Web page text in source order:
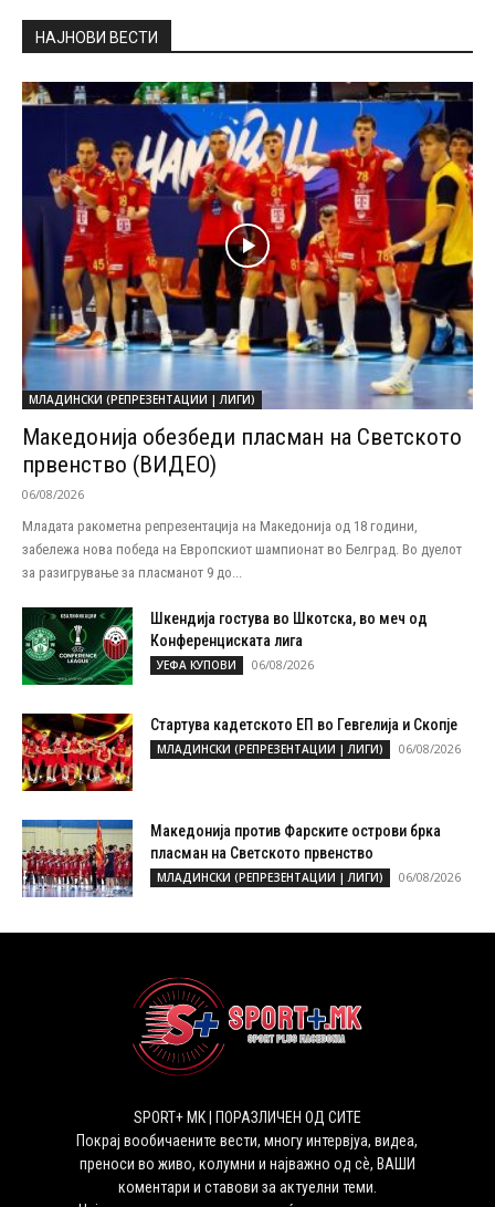
НАЈНОВИ ВЕСТИ
МЛАДИНСКИ (РЕПРЕЗЕНТАЦИИ | ЛИГИ)
Македонија обезбеди пласман на Светското
првенство (ВИДЕО)
06/08/2026
Младата ракометна репрезентација на Македонија од 18 години,
забележа нова победа на Европскиот шампионат во Белград. Во дуелот
за разигрување за пласманот 9 до...
Шкендија гостува во Шкотска, во меч од
Конференциската лига
УЕФА КУПОВИ 06/08/2026
Стартува кадетското ЕП во Гевгелија и Скопје
МЛАДИНСКИ (РЕПРЕЗЕНТАЦИИ | ЛИГИ) 06/08/2026
Македонија против Фарските острови брка
пласман на Светското првенство
МЛАДИНСКИ (РЕПРЕЗЕНТАЦИИ | ЛИГИ) 06/08/2026
SPORT+ MK | ПОРАЗЛИЧЕН ОД СИТЕ
Покрај вообичаените вести, многу интервјуа, видеа,
преноси во живо, колумни и најважно од сѐ, ВАШИ
коментари и ставови за актуелни теми.